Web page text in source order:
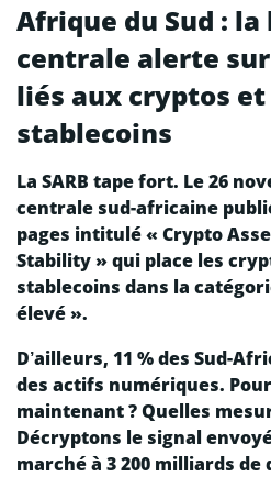
Afrique du Sud : la
centrale alerte
liés aux cryptos
stablecoins
La SARB tape fort. Le 26
centrale sud-africaine
pages intitulé « Crypto
Stability » qui place les
stablecoins dans la
élevé ».
D’ailleurs, 11 % des Sud-
des actifs numériques.
maintenant ? Quelles
Décryptons le signal
marché à 3 200 milliards de